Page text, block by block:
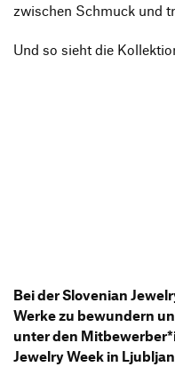
zwischen Schmuck und
Und so sieht die
Bei der Slove­nian
Werke zu bewun­dern
unter den
Jewelry Week in